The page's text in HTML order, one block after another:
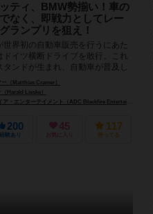
ティ、BMW勢揃い！車の
なく、即戦力としてレー
ランプリを狙え！
世界初の自動車販売を行うにあた
ドイツ横断ドライブを敢行。これ
タンドが生まれ、自動車が普及し
は、オットー...
（Matthias Cramer）
Harald Lieske）
・エンターテイメント（ADC Blackfire Entertainment）
200
経験あり
45
お気に入り
117
持ってる